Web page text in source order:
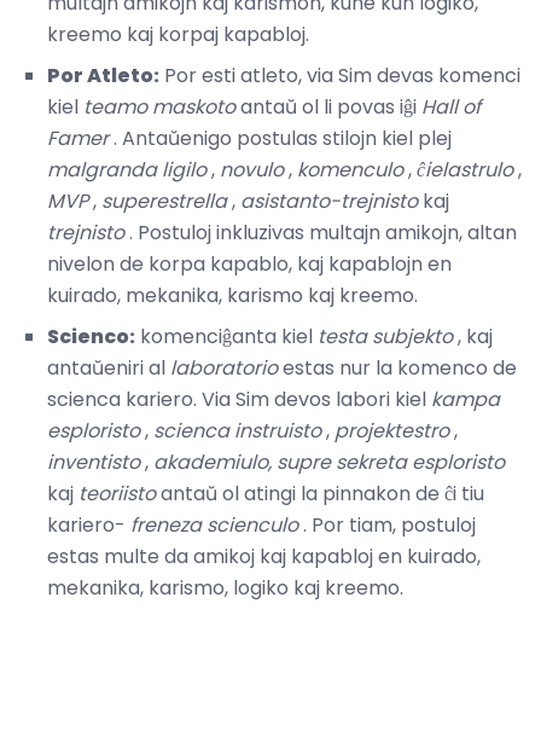
kreemo kaj korpaj kapabloj.
Por Atleto: Por esti atleto, via Sim devas komenci
kiel teamo maskotoantaŭ ol li povas iĝi Hall of
Famer. Antaŭenigo postulas stilojn kiel plej
malgranda ligilo, novulo, komenculo,ĉielastrulo,
MVP, superestrella, asistanto-trejnistokaj
trejnisto. Postuloj inkluzivas multajn amikojn, altan
nivelon de korpa kapablo, kaj kapablojn en
kuirado, mekanika, karismo kaj kreemo.
Scienco: komenciĝanta kiel testa subjekto, kaj
antaŭeniri al laboratorioestas nur la komenco de
scienca kariero. Via Sim devos labori kiel kampa
esploristo, scienca instruisto, projektestro,
inventisto, akademiulo, supre sekreta esploristo
kaj teoriistoantaŭ ol atingi la pinnakon de ĉi tiu
kariero- freneza scienculo. Por tiam, postuloj
estas multe da amikoj kaj kapabloj en kuirado,
mekanika, karismo, logiko kaj kreemo.